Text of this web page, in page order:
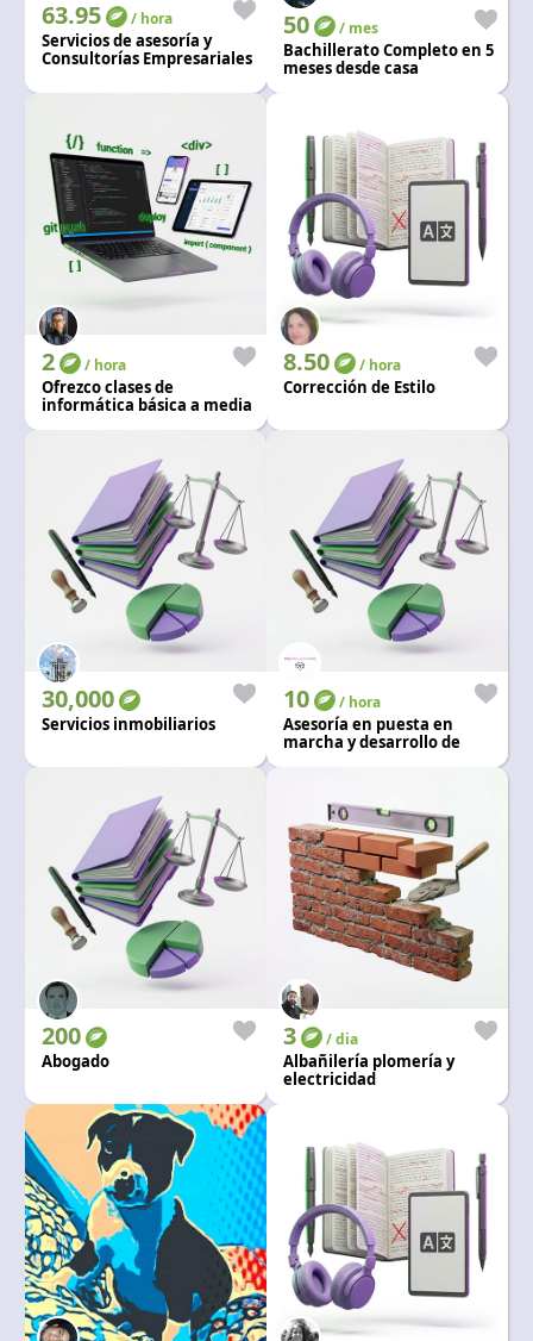
63.95 / hora
Servicios de asesoría y
Consultorías Empresariales
50 / mes
Bachillerato Completo en 5
meses desde casa
2 / hora
Ofrezco clases de
informática básica a media
8.50 / hora
Corrección de Estilo
30,000
Servicios inmobiliarios
10 / hora
Asesoría en puesta en
marcha y desarrollo de
200
Abogado
3 / dia
Albañilería plomería y
electricidad